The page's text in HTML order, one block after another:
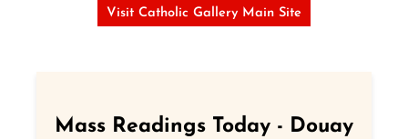
Visit Catholic Gallery Main Site
Mass Readings Today - Douay